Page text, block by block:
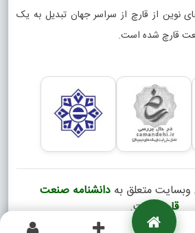
نوین از قارچ از سراسر جهان تبدیل به یک
قارچ شده است.
متعلق بهدانشنامه صنعت
قارچ است.